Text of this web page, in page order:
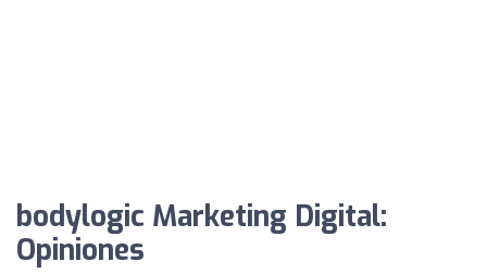
bodylogic Marketing Digital:
Opiniones